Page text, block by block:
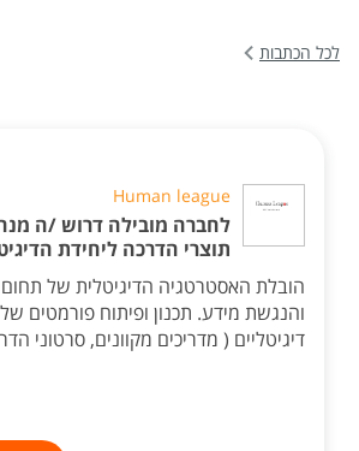
לכל הכתבות
Human league
לחברה מובילה דרוש /ה
תוצרי הדרכה ליחידת
הובלת האסטרטגיה הדיגיטלית של תחום
והנגשת מידע. תכנון ופיתוח פורמטים
דיגיטליים ( מדריכים מקוונים, סרטוני